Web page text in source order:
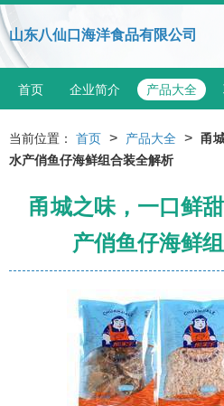
山东八仙口海洋食品有限公司
首页 企业简介 产品大全
当前位置： 首页 > 产品大全 > 甬
水产俏鱼仔海鲜组合装全解析
甬城之味，一口鲜
产俏鱼仔海鲜